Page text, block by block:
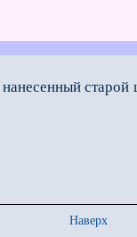
старой
Наверх